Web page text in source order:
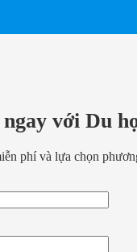
với Du
phí và lựa chọn